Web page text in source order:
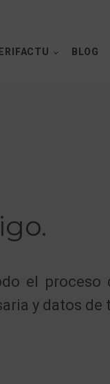
BLOG
el proceso
y datos de